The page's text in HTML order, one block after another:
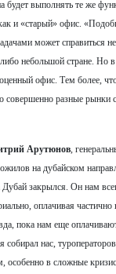
будет выполнять те же
и «старый» офис.
может справиться
небольшой стране. Но
офис. Тем более,
совершенно разные рынки
Арутюнов ,
на дубайском
закрылся. Он нам
оплачивая
пока нам еще
собирал нас,
особенно в сложные